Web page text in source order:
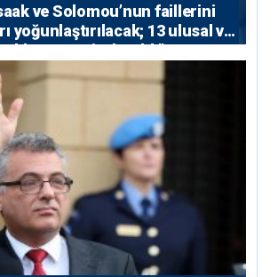
ve Solomou’nun faillerini
yoğunlaştırılacak; 13 ulusal ve
emri çıkarıldı”